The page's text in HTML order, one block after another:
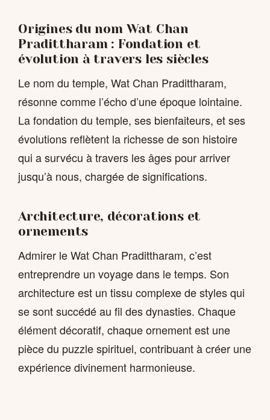
Origines du nom Wat Chan
Pradittharam : Fondation et
évolution à travers les siècles
Le nom du temple, Wat Chan Pradittharam,
résonne comme l’écho d’une époque lointaine.
La fondation du temple, ses bienfaiteurs, et ses
évolutions reflètent la richesse de son histoire
qui a survécu à travers les âges pour arriver
jusqu’à nous, chargée de significations.
Architecture, décorations et
ornements
Admirer le Wat Chan Pradittharam, c’est
entreprendre un voyage dans le temps. Son
architecture est un tissu complexe de styles qui
se sont succédé au fil des dynasties. Chaque
élément décoratif, chaque ornement est une
pièce du puzzle spirituel, contribuant à créer une
expérience divinement harmonieuse.